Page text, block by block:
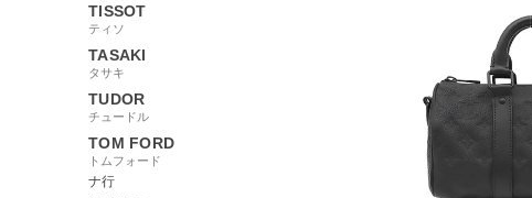
TISSOT
ティソ
TASAKI
タサキ
TUDOR
チュードル
TOM FORD
トムフォード
ナ行